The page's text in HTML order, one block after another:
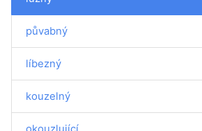
půvabný
líbezný
kouzelný